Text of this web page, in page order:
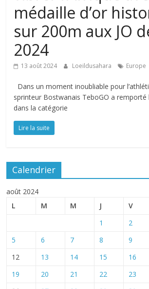
médaille d’or
sur 200m aux JO
2024
13 août 2024 Loeildusahara Europe
Dans un moment inoubliable pour
sprinteur Bostwanais TeboGO a remporté
dans la catégorie
Lire la suite
Calendrier
août 2024
L
M M J V
1 2
5
6 7 8 9
12
13 14 15 16
19
20 21 22 23